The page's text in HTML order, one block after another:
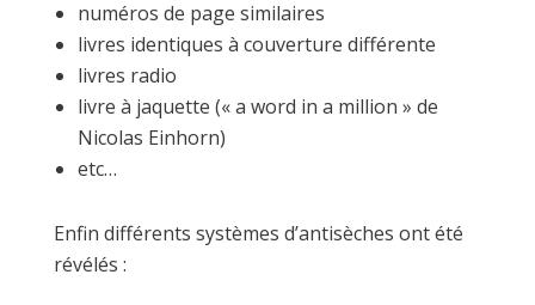
numéros de page similaires
livres identiques à couverture différente
livres radio
livre à jaquette (« a word in a million » de
Nicolas Einhorn)
etc…
Enfin différents systèmes d’antisèches ont été
révélés :